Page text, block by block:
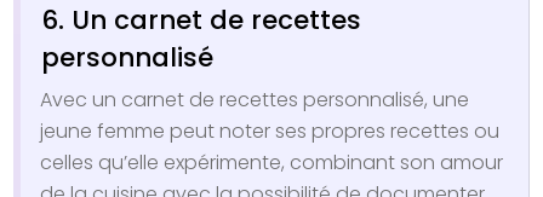
6. Un carnet de recettes
personnalisé
Avec un carnet de recettes personnalisé, une
jeune femme peut noter ses propres recettes ou
celles qu’elle expérimente, combinant son amour